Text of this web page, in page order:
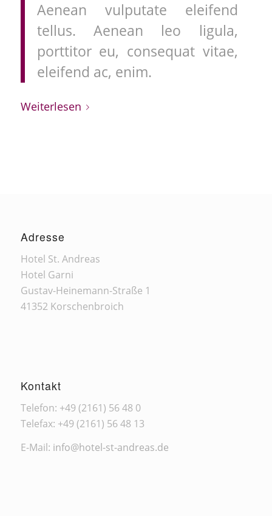
Aenean vulputate eleifend
tellus. Aenean leo ligula,
porttitor eu, consequat vitae,
eleifend ac, enim.
Weiterlesen
Adresse
Hotel St. Andreas
Hotel Garni
Gustav-Heinemann-Straße 1
41352 Korschenbroich
Kontakt
Telefon: +49 (2161) 56 48 0
Telefax: +49 (2161) 56 48 13
E-Mail: info@hotel-st-andreas.de